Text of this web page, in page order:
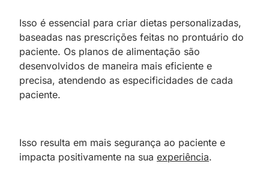
Isso é essencial para criar dietas personalizadas,
baseadas nas prescrições feitas no prontuário do
paciente. Os planos de alimentação são
desenvolvidos de maneira mais eficiente e
precisa, atendendo as especificidades de cada
paciente.
Isso resulta em mais segurança ao paciente e
impacta positivamente na sua experiência.